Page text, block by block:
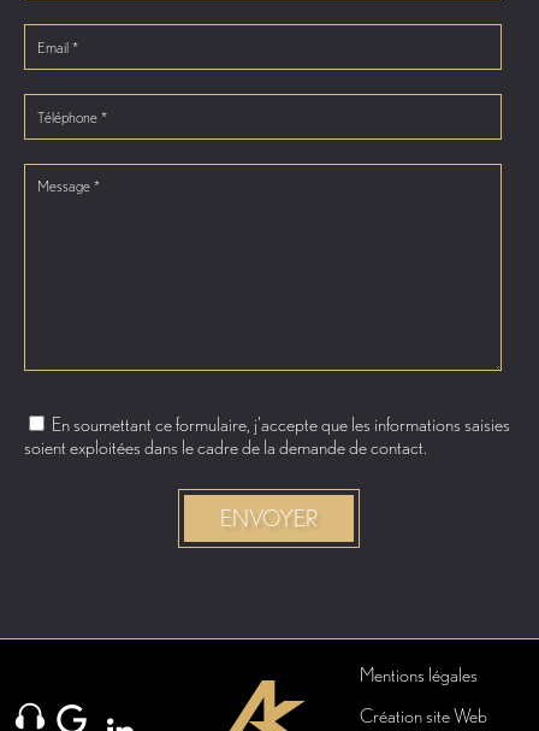
En soumettant ce formulaire, j'accepte que les informations saisies
soient exploitées dans le cadre de la demande de contact.
Mentions légales
Création site Web